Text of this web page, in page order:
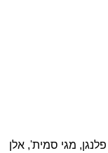
פלנגן, מגי סמית', אלן